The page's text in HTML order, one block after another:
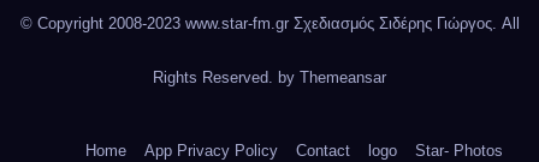
© Copyright 2008-2023 www.star-fm.gr Σχεδιασμός Σιδέρης Γιώργος. All
Rights Reserved. by Themeansar
Home App Privacy Policy Contact logo Star- Photos